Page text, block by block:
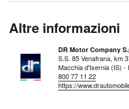
Altre informazioni
DR Motor Company
S.S. 85 Venafrana, km
Macchia d'Isernia (IS) -
800 77 11 22
https://